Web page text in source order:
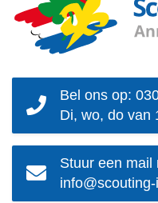
Bel ons op:
Di, wo, do van
Stuur een mail